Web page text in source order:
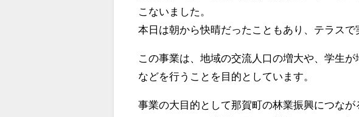
こないました。
本日は朝から快晴だったこともあり、テラスで
この事業は、地域の交流人口の増大や、学生
などを行うことを目的としています。
事業の大目的として那賀町の林業振興につな